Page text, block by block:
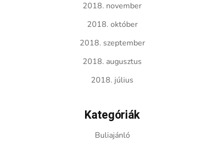
2018. november
2018. október
2018. szeptember
2018. augusztus
2018. július
Kategóriák
Buliajánló